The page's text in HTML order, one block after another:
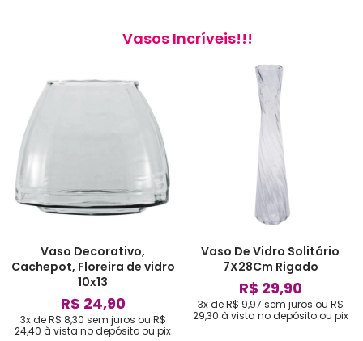
Vasos Incríveis!!!
Vaso Decorativo,
Cachepot, Floreira de vidro
10x13
R$ 24,90
3x de R$ 8,30 sem juros ou R$
24,40 à vista no depósito ou pix
Vaso De Vidro Solitário
7X28Cm Rigado
R$ 29,90
3x de R$ 9,97 sem juros ou R$
29,30 à vista no depósito ou pix